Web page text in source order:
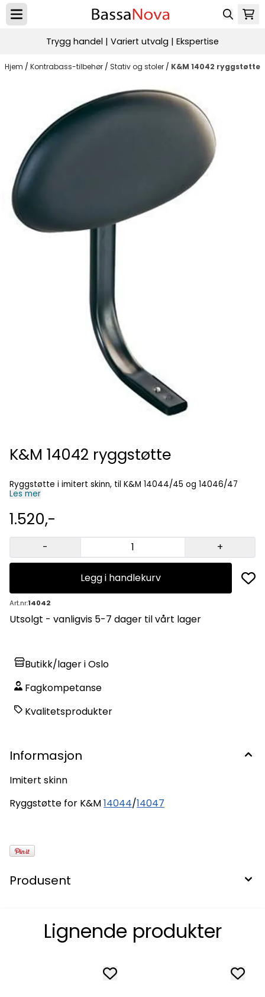
Hopp til innhold
Trygg handel | Variert utvalg | Ekspertise
Hjem / Kontrabass-tilbehør / Stativ og stoler / K&M 14042 ryggstøtte
K&M 14042 ryggstøtte
Ryggstøtte i imitert skinn, til K&M 14044/45 og 14046/47
Les mer
1.520,-
- +
Legg i handlekurv
Art.nr:14042
Utsolgt - vanligvis 5-7 dager til vårt lager
Butikk/lager i Oslo
Fagkompetanse
Kvalitetsprodukter
Informasjon
Imitert skinn
Ryggstøtte for K&M14044/14047
Produsent
Lignende produkter
På lager